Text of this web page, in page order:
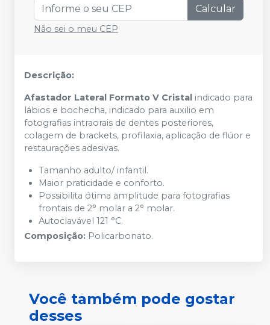
Calcular
Não sei o meu CEP
Descrição:
Afastador Lateral Formato V Cristal indicado para
lábios e bochecha, indicado para auxilio em
fotografias intraorais de dentes posteriores,
colagem de brackets, profilaxia, aplicação de flúor e
restaurações adesivas.
Tamanho adulto/ infantil.
Maior praticidade e conforto.
Possibilita ótima amplitude para fotografias
frontais de 2° molar a 2° molar.
Autoclavável 121 °C.
Composição: Policarbonato.
Você também pode gostar
desses